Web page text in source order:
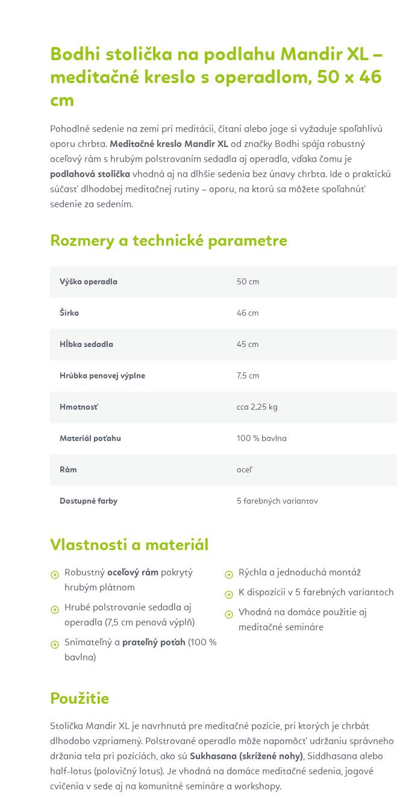
Bodhi stolička na podlahu Mandir XL –
meditačné kreslo s operadlom, 50 x 46
cm
Pohodlné sedenie na zemi pri meditácii, čítaní alebo joge si vyžaduje spoľahlivú
oporu chrbta. Meditačné kreslo Mandir XL od značky Bodhi spája robustný
oceľový rám s hrubým polstrovaním sedadla aj operadla, vďaka čomu je
podlahová stolička vhodná aj na dlhšie sedenia bez únavy chrbta. Ide o praktickú
súčasť dlhodobej meditačnej rutiny – oporu, na ktorú sa môžete spoľahnúť
sedenie za sedením.
Rozmery a technické parametre
Výška operadla 50 cm
Šírka 46 cm
Hĺbka sedadla 45 cm
Hrúbka penovej výplne 7,5 cm
Hmotnosť cca 2,25 kg
Materiál poťahu 100 % bavlna
Rám oceľ
Dostupné farby 5 farebných variantov
Vlastnosti a materiál
Robustný oceľový rám pokrytý
hrubým plátnom
Hrubé polstrovanie sedadla aj
operadla (7,5 cm penová výplň)
Snímateľný a prateľný poťah (100 %
bavlna)
Rýchla a jednoduchá montáž
K dispozícii v 5 farebných variantoch
Vhodná na domáce použitie aj
meditačné semináre
Použitie
Stolička Mandir XL je navrhnutá pre meditačné pozície, pri ktorých je chrbát
dlhodobo vzpriamený. Polstrované operadlo môže napomôcť udržaniu správneho
držania tela pri pozíciách, ako sú Sukhasana (skrížené nohy), Siddhasana alebo
half-lotus (polovičný lotus). Je vhodná na domáce meditačné sedenia, jogové
cvičenia v sede aj na komunitné semináre a workshopy.